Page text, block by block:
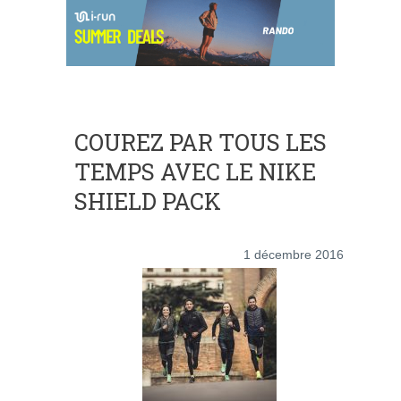
COUREZ PAR TOUS LES
TEMPS AVEC LE NIKE
SHIELD PACK
1 décembre 2016